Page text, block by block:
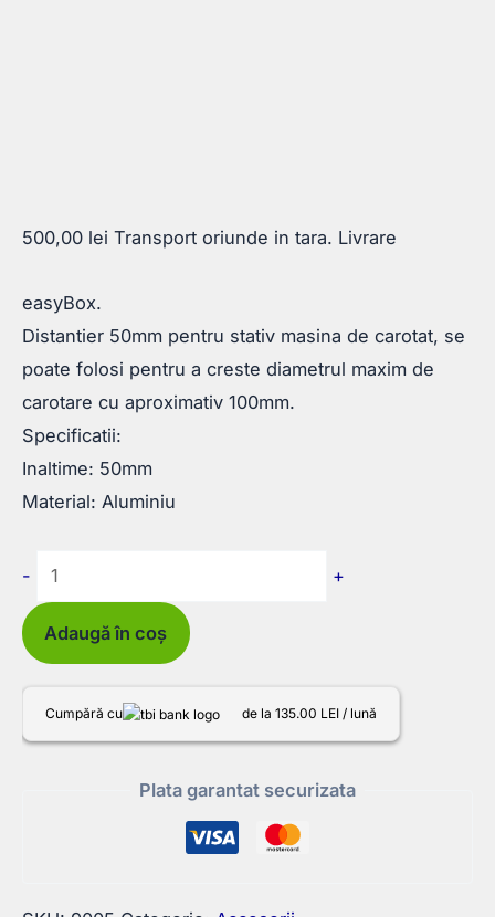
500,00 lei Transport oriunde in tara. Livrare
easyBox.
Distantier 50mm pentru stativ masina de carotat, se
poate folosi pentru a creste diametrul maxim de
carotare cu aproximativ 100mm.
Specificatii:
Inaltime: 50mm
Material: Aluminiu
-
Cantitate
Distantier
50mm
pentru
+
Adaugă în coș
Cumpără cu de la 135.00 LEI / lună
Plata garantat securizata